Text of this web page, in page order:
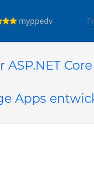
myppedv
ASP.NET
Apps